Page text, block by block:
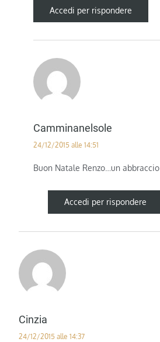
Accedi per rispondere
Camminanelsole
24/12/2015 alle 14:51
Buon Natale Renzo…un abbraccio
Accedi per rispondere
Cinzia
24/12/2015 alle 14:37